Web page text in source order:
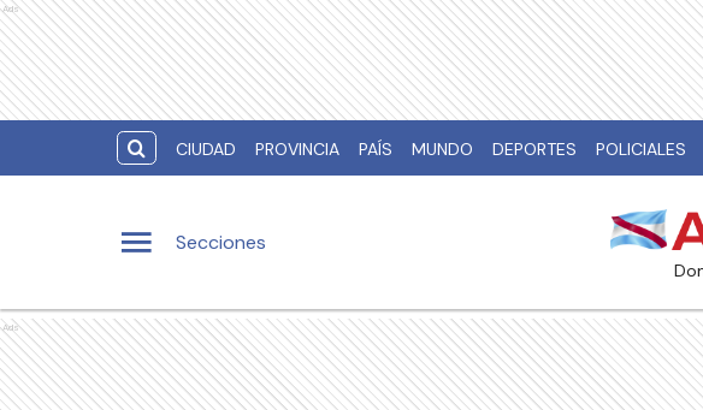
Ads
CIUDAD PROVINCIA PAÍS MUNDO DEPORTES POLICIALES
Secciones
Ads